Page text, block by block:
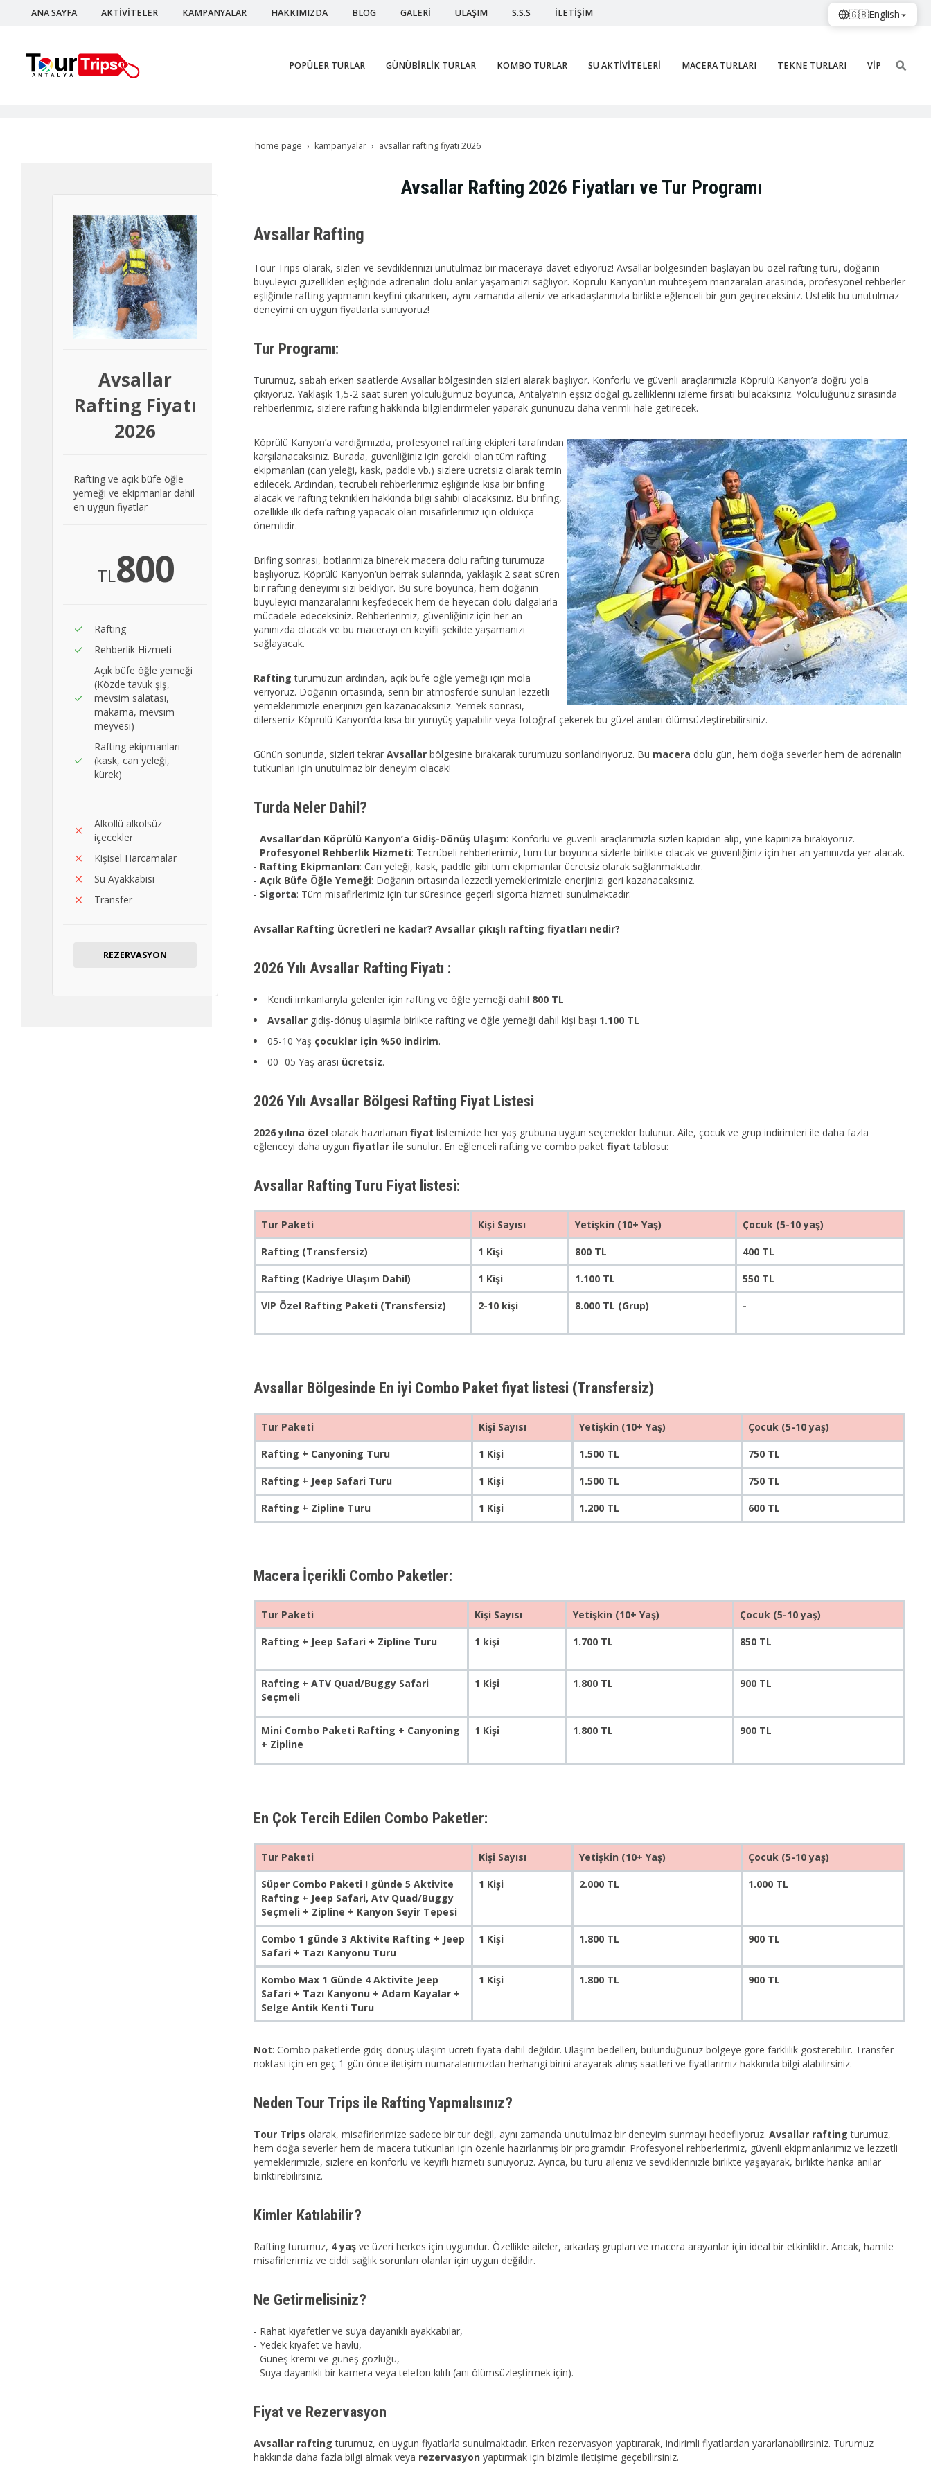
ANA SAYFA AKTİVİTELER KAMPANYALAR HAKKIMIZDA BLOG GALERİ ULAŞIM S.S.S İLETİŞİM
POPÜLER TURLAR GÜNÜBİRLİK TURLAR KOMBO TURLAR SU AKTİVİTELERİ MACERA TURLARI TEKNE TURLARI VİP
home page kampanyalar avsallar rafting fiyatı 2026
Avsallar Rafting 2026 Fiyatları ve Tur Programı
Avsallar Rafting
Tour Trips olarak, sizleri ve sevdiklerinizi unutulmaz bir maceraya davet ediyoruz! Avsallar bölgesinden başlayan bu özel rafting turu, doğanın
büyüleyici güzellikleri eşliğinde adrenalin dolu anlar yaşamanızı sağlıyor. Köprülü Kanyon’un muhteşem manzaraları arasında, profesyonel rehberler
eşliğinde rafting yapmanın keyfini çıkarırken, aynı zamanda aileniz ve arkadaşlarınızla birlikte eğlenceli bir gün geçireceksiniz. Üstelik bu unutulmaz
deneyimi en uygun fiyatlarla sunuyoruz!
Tur Programı:
Turumuz, sabah erken saatlerde Avsallar bölgesinden sizleri alarak başlıyor. Konforlu ve güvenli araçlarımızla Köprülü Kanyon’a doğru yola
çıkıyoruz. Yaklaşık 1,5-2 saat süren yolculuğumuz boyunca, Antalya’nın eşsiz doğal güzelliklerini izleme fırsatı bulacaksınız. Yolculuğunuz sırasında
rehberlerimiz, sizlere rafting hakkında bilgilendirmeler yaparak gününüzü daha verimli hale getirecek.
Köprülü Kanyon’a vardığımızda, profesyonel rafting ekipleri tarafından
karşılanacaksınız. Burada, güvenliğiniz için gerekli olan tüm rafting
ekipmanları (can yeleği, kask, paddle vb.) sizlere ücretsiz olarak temin
edilecek. Ardından, tecrübeli rehberlerimiz eşliğinde kısa bir brifing
alacak ve rafting teknikleri hakkında bilgi sahibi olacaksınız. Bu brifing,
özellikle ilk defa rafting yapacak olan misafirlerimiz için oldukça
önemlidir.
Brifing sonrası, botlarımıza binerek macera dolu rafting turumuza
başlıyoruz. Köprülü Kanyon’un berrak sularında, yaklaşık 2 saat süren
bir rafting deneyimi sizi bekliyor. Bu süre boyunca, hem doğanın
büyüleyici manzaralarını keşfedecek hem de heyecan dolu dalgalarla
mücadele edeceksiniz. Rehberlerimiz, güvenliğiniz için her an
yanınızda olacak ve bu macerayı en keyifli şekilde yaşamanızı
sağlayacak.
Rafting turumuzun ardından, açık büfe öğle yemeği için mola
veriyoruz. Doğanın ortasında, serin bir atmosferde sunulan lezzetli
yemeklerimizle enerjinizi geri kazanacaksınız. Yemek sonrası,
dilerseniz Köprülü Kanyon’da kısa bir yürüyüş yapabilir veya fotoğraf çekerek bu güzel anıları ölümsüzleştirebilirsiniz.
Günün sonunda, sizleri tekrar Avsallar bölgesine bırakarak turumuzu sonlandırıyoruz. Bu macera dolu gün, hem doğa severler hem de adrenalin
tutkunları için unutulmaz bir deneyim olacak!
Turda Neler Dahil?
- Avsallar’dan Köprülü Kanyon’a Gidiş-Dönüş Ulaşım: Konforlu ve güvenli araçlarımızla sizleri kapıdan alıp, yine kapınıza bırakıyoruz.
- Profesyonel Rehberlik Hizmeti: Tecrübeli rehberlerimiz, tüm tur boyunca sizlerle birlikte olacak ve güvenliğiniz için her an yanınızda yer alacak.
- Rafting Ekipmanları: Can yeleği, kask, paddle gibi tüm ekipmanlar ücretsiz olarak sağlanmaktadır.
- Açık Büfe Öğle Yemeği: Doğanın ortasında lezzetli yemeklerimizle enerjinizi geri kazanacaksınız.
- Sigorta: Tüm misafirlerimiz için tur süresince geçerli sigorta hizmeti sunulmaktadır.
Avsallar Rafting ücretleri ne kadar? Avsallar çıkışlı rafting fiyatları nedir?
2026 Yılı Avsallar Rafting Fiyatı :
Kendi imkanlarıyla gelenler için rafting ve öğle yemeği dahil 800 TL
Avsallar gidiş-dönüş ulaşımla birlikte rafting ve öğle yemeği dahil kişi başı 1.100 TL
05-10 Yaş çocuklar için %50 indirim.
00- 05 Yaş arası ücretsiz.
2026 Yılı Avsallar Bölgesi Rafting Fiyat Listesi
2026 yılına özel olarak hazırlanan fiyat listemizde her yaş grubuna uygun seçenekler bulunur. Aile, çocuk ve grup indirimleri ile daha fazla
eğlenceyi daha uygun fiyatlar ile sunulur. En eğlenceli rafting ve combo paket fiyat tablosu:
Avsallar Rafting Turu Fiyat listesi:
Tur Paketi Kişi Sayısı Yetişkin (10+ Yaş) Çocuk (5-10 yaş)
Rafting (Transfersiz) 1 Kişi 800 TL 400 TL
Rafting (Kadriye Ulaşım Dahil) 1 Kişi 1.100 TL 550 TL
VIP Özel Rafting Paketi (Transfersiz) 2-10 kişi 8.000 TL (Grup) -
Avsallar Bölgesinde En iyi Combo Paket fiyat listesi (Transfersiz)
Tur Paketi Kişi Sayısı Yetişkin (10+ Yaş) Çocuk (5-10 yaş)
Rafting + Canyoning Turu 1 Kişi 1.500 TL 750 TL
Rafting + Jeep Safari Turu 1 Kişi 1.500 TL 750 TL
Rafting + Zipline Turu 1 Kişi 1.200 TL 600 TL
Macera İçerikli Combo Paketler:
Tur Paketi Kişi Sayısı Yetişkin (10+ Yaş) Çocuk (5-10 yaş)
Rafting + Jeep Safari + Zipline Turu 1 kişi 1.700 TL 850 TL
Rafting + ATV Quad/Buggy Safari
Seçmeli
1 Kişi 1.800 TL 900 TL
Mini Combo Paketi Rafting + Canyoning
+ Zipline
1 Kişi 1.800 TL 900 TL
En Çok Tercih Edilen Combo Paketler:
Tur Paketi Kişi Sayısı Yetişkin (10+ Yaş) Çocuk (5-10 yaş)
Süper Combo Paketi ! günde 5 Aktivite
Rafting + Jeep Safari, Atv Quad/Buggy
Seçmeli + Zipline + Kanyon Seyir Tepesi
1 Kişi 2.000 TL 1.000 TL
Combo 1 günde 3 Aktivite Rafting + Jeep
Safari + Tazı Kanyonu Turu
1 Kişi 1.800 TL 900 TL
Kombo Max 1 Günde 4 Aktivite Jeep
Safari + Tazı Kanyonu + Adam Kayalar +
Selge Antik Kenti Turu
1 Kişi 1.800 TL 900 TL
Not: Combo paketlerde gidiş-dönüş ulaşım ücreti fiyata dahil değildir. Ulaşım bedelleri, bulunduğunuz bölgeye göre farklılık gösterebilir. Transfer
noktası için en geç 1 gün önce iletişim numaralarımızdan herhangi birini arayarak alınış saatleri ve fiyatlarımız hakkında bilgi alabilirsiniz.
Neden Tour Trips ile Rafting Yapmalısınız?
Tour Trips olarak, misafirlerimize sadece bir tur değil, aynı zamanda unutulmaz bir deneyim sunmayı hedefliyoruz. Avsallar rafting turumuz,
hem doğa severler hem de macera tutkunları için özenle hazırlanmış bir programdır. Profesyonel rehberlerimiz, güvenli ekipmanlarımız ve lezzetli
yemeklerimizle, sizlere en konforlu ve keyifli hizmeti sunuyoruz. Ayrıca, bu turu aileniz ve sevdiklerinizle birlikte yaşayarak, birlikte harika anılar
biriktirebilirsiniz.
Kimler Katılabilir?
Rafting turumuz, 4 yaş ve üzeri herkes için uygundur. Özellikle aileler, arkadaş grupları ve macera arayanlar için ideal bir etkinliktir. Ancak, hamile
misafirlerimiz ve ciddi sağlık sorunları olanlar için uygun değildir.
Ne Getirmelisiniz?
- Rahat kıyafetler ve suya dayanıklı ayakkabılar,
- Yedek kıyafet ve havlu,
- Güneş kremi ve güneş gözlüğü,
- Suya dayanıklı bir kamera veya telefon kılıfı (anı ölümsüzleştirmek için).
Fiyat ve Rezervasyon
Avsallar rafting turumuz, en uygun fiyatlarla sunulmaktadır. Erken rezervasyon yaptırarak, indirimli fiyatlardan yararlanabilirsiniz. Turumuz
hakkında daha fazla bilgi almak veya rezervasyon yaptırmak için bizimle iletişime geçebilirsiniz.
Avsallar
Rafting Fiyatı
2026
Rafting ve açık büfe öğle
yemeği ve ekipmanlar dahil
en uygun fiyatlar
TL800
Rafting
Rehberlik Hizmeti
Açık büfe öğle yemeği
(Közde tavuk şiş,
mevsim salatası,
makarna, mevsim
meyvesi)
Rafting ekipmanları
(kask, can yeleği,
kürek)
Alkollü alkolsüz
içecekler
Kişisel Harcamalar
Su Ayakkabısı
Transfer
REZERVASYON
🇬🇧English